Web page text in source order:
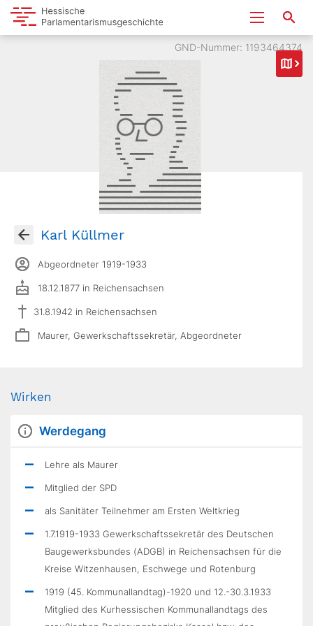
GND-Nummer: 1193464374
Karl Küllmer
Abgeordneter 1919-1933
18.12.1877 in Reichensachsen
31.8.1942 in Reichensachsen
Maurer, Gewerkschaftssekretär, Abgeordneter
Wirken
Werdegang
Lehre als Maurer
Mitglied der SPD
als Sanitäter Teilnehmer am Ersten Weltkrieg
1.7.1919-1933 Gewerkschaftssekretär des Deutschen
Baugewerksbundes (ADGB) in Reichensachsen für die
Kreise Witzenhausen, Eschwege und Rotenburg
1919 (45. Kommunallandtag)-1920 und 12.-30.3.1933
Mitglied des Kurhessischen Kommunallandtags des